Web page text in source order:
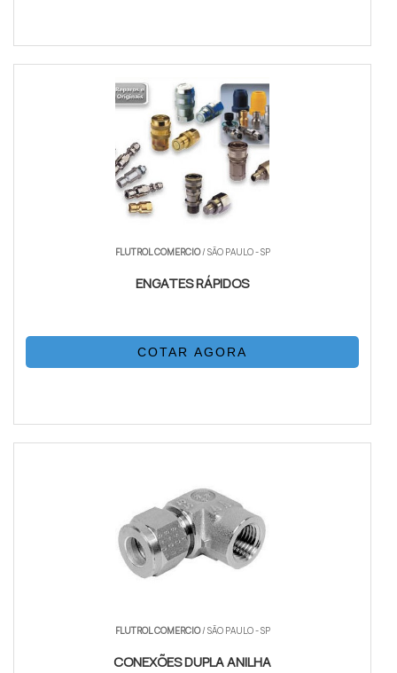
FLUTROL COMERCIO/ SÃO PAULO - SP
ENGATES RÁPIDOS
COTAR AGORA
FLUTROL COMERCIO/ SÃO PAULO - SP
CONEXÕES DUPLA ANILHA